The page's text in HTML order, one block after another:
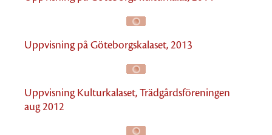
Uppvisning på Göteborgskalaset, 2013
Uppvisning Kulturkalaset, Trädgårdsföreningen
aug 2012